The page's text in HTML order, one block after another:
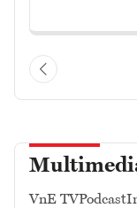
VnE TVPodcast